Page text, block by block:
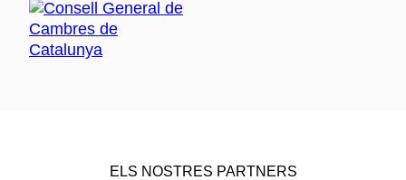
ELS NOSTRES PARTNERS